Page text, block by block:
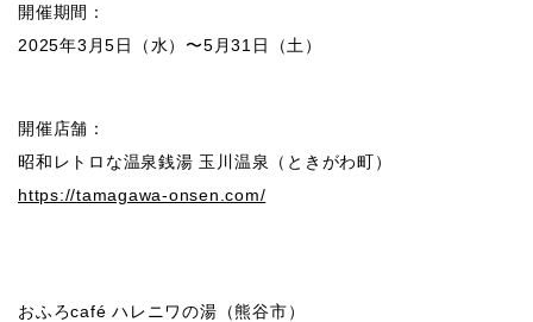
開催期間：
2025年3月5日（水）〜5月31日（土）
開催店舗：
昭和レトロな温泉銭湯 玉川温泉（ときがわ町）
https://tamagawa-onsen.com/
おふろcafé ハレニワの湯（熊谷市）